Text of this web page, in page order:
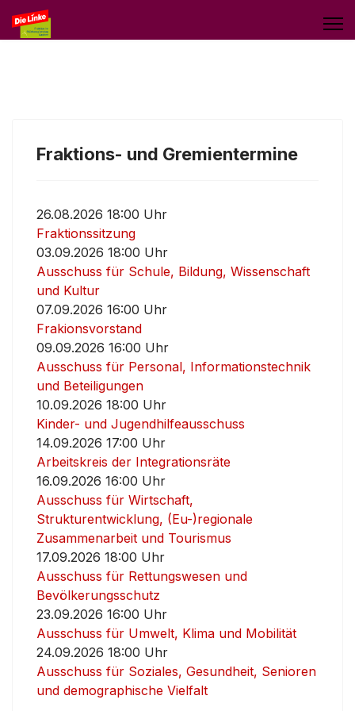
Fraktions- und Gremientermine
26.08.2026 18:00 Uhr
Fraktionssitzung
03.09.2026 18:00 Uhr
Ausschuss für Schule, Bildung, Wissenschaft
und Kultur
07.09.2026 16:00 Uhr
Frakionsvorstand
09.09.2026 16:00 Uhr
Ausschuss für Personal, Informationstechnik
und Beteiligungen
10.09.2026 18:00 Uhr
Kinder- und Jugendhilfeausschuss
14.09.2026 17:00 Uhr
Arbeitskreis der Integrationsräte
16.09.2026 16:00 Uhr
Ausschuss für Wirtschaft,
Strukturentwicklung, (Eu-)regionale
Zusammenarbeit und Tourismus
17.09.2026 18:00 Uhr
Ausschuss für Rettungswesen und
Bevölkerungsschutz
23.09.2026 16:00 Uhr
Ausschuss für Umwelt, Klima und Mobilität
24.09.2026 18:00 Uhr
Ausschuss für Soziales, Gesundheit, Senioren
und demographische Vielfalt